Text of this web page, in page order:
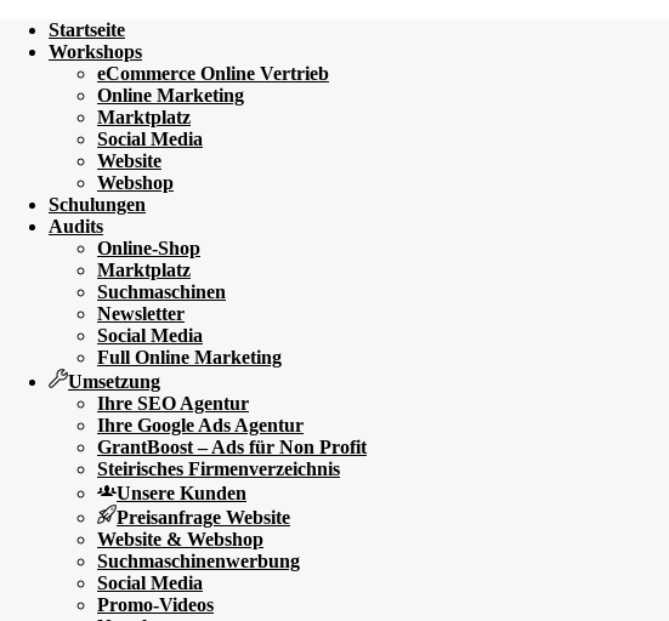
Startseite
Workshops
eCommerce Online Vertrieb
Online Marketing
Marktplatz
Social Media
Website
Webshop
Schulungen
Audits
Online-Shop
Marktplatz
Suchmaschinen
Newsletter
Social Media
Full Online Marketing
Umsetzung
Ihre SEO Agentur
Ihre Google Ads Agentur
GrantBoost – Ads für Non Profit
Steirisches Firmenverzeichnis
Unsere Kunden
Preisanfrage Website
Website & Webshop
Suchmaschinenwerbung
Social Media
Promo-Videos